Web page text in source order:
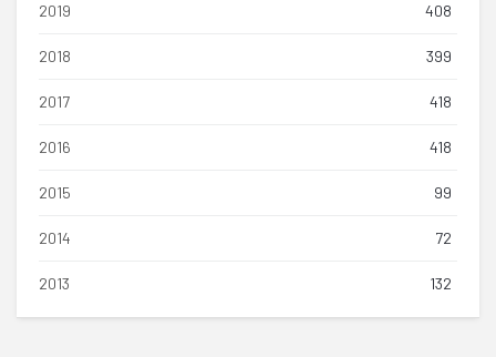
2019 408
2018 399
2017 418
2016 418
2015 99
2014 72
2013 132